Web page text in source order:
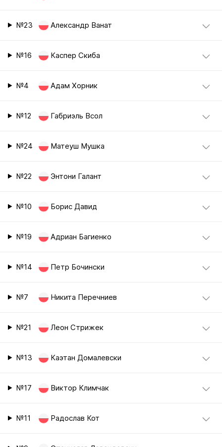
№23 Александр Ванат
№16 Каспер Скиба
№4 Адам Хорник
№12 Габриэль Всол
№24 Матеуш Мушка
№22 Энтони Галант
№10 Борис Давид
№19 Адриан Багиенко
№14 Петр Бочински
№7 Никита Перечниев
№21 Леон Стрижек
№13 Каэтан Домалевски
№17 Виктор Климчак
№11 Радослав Кот